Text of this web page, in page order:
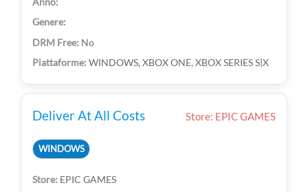
No
WINDOWS, XBOX ONE, XBOX SERIES S|X
Deliver At All Costs Store: EPIC GAMES
WINDOWS
EPIC GAMES